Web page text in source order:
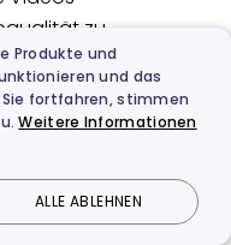
zu
und probieren
Produkte und
und das
fortfahren, stimmen
Weitere Informationen
ALLE ABLEHNEN